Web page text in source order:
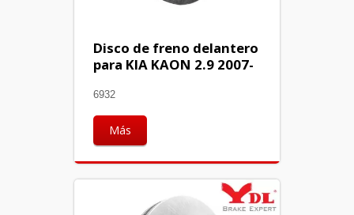
Disco de freno delantero
para KIA KAON 2.9 2007-
6932
Más